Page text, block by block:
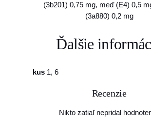
o
e
r
(3b201) 0,75 mg, meď (E4) 0,5
(3a880) 0,2 mg
Ďalšie
kus 1, 6
Recenzie
Nikto zatiaľ nepridal